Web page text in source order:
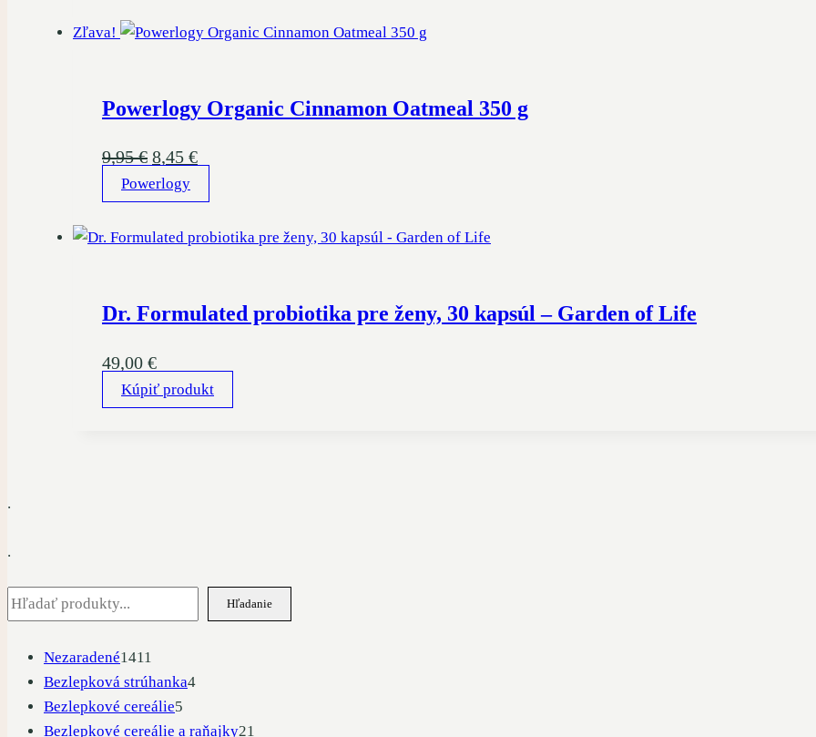
Zľava!
Powerlogy Organic Cinnamon Oatmeal 350 g
9,95€ Pôvodná
cena
9,95 €.
8,45 €Aktuálna
8,45 €.
Powerlogy
Dr. Formulated probiotika pre ženy, 30 kapsúl – Garden of Life
49,00 €
Kúpiť produkt
.
.
Hľadať Hľadanie
Nezaradené1411
produktov
Bezlepková strúhanka44
Bezlepkové cereálie5
produktov
Bezlepkové cereálie a raňajky21